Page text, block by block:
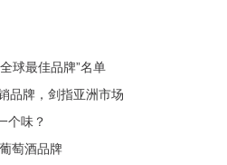
球最佳品牌”名单
品牌，剑指亚洲市场
个味？
萄酒品牌